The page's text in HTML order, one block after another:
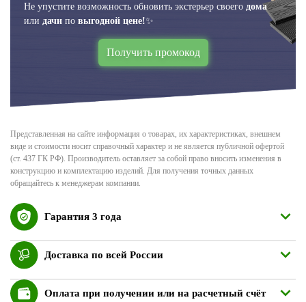
Не упустите возможность обновить экстерьер своего дома
или дачи по выгодной цене!✨
Получить промокод
Представленная на сайте информация о товарах, их характеристиках, внешнем
виде и стоимости носит справочный характер и не является публичной офертой
(ст. 437 ГК РФ). Производитель оставляет за собой право вносить изменения в
конструкцию и комплектацию изделий. Для получения точных данных
обращайтесь к менеджерам компании.
Гарантия 3 года
Доставка по всей России
Оплата при получении или на расчетный счёт